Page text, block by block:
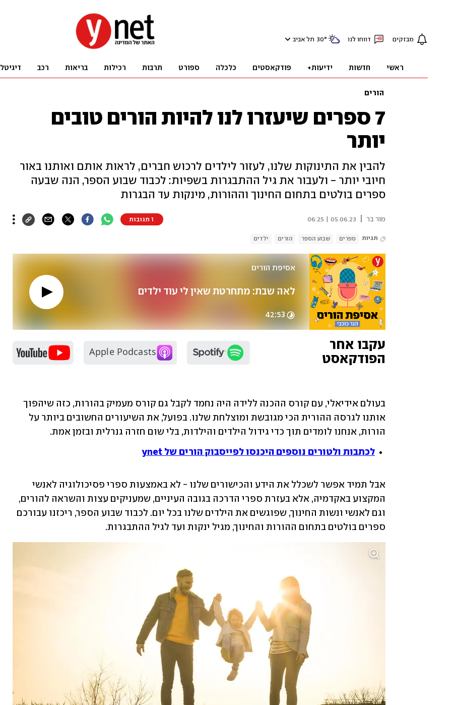
מבזקים דווחו לנו 30° תל אביב
ראשי חדשות ידיעות+ פודקאסטים כלכלה ספורט תרבות רכילות בריאות רכב דיגיטל
הורים
7 ספרים שיעזרו לנו להיות הורים טובים
יותר
להבין את התינוקות שלנו, לעזור לילדים לרכוש חברים, לראות אותם ואותנו באור
חיובי יותר - ולעבור את גיל ההתבגרות בשפיות: לכבוד שבוע הספר, הנה שבעה
ספרים בולטים בתחום החינוך וההורות, מינקות עד הבגרות
מור בר 05.06.23 | 06:25 1 תגובות
תגיות ספרים שבוע הספר הורים ילדים
אסיפת הורים
לאה שבת: מתחרטת שאין לי עוד ילדים
42:53
הפודקאסט
הורות, אנחנו לומדים תוך כדי גידול הילדים והילדות, בלי שום חזרה גנרלית ובזמן אמת.
לכתבות ולטורים נוספים היכנסו לפייסבוק הורים של ynet
ספרים בולטים בתחום ההורות והחינוך, מגיל ינקות ועד לגיל ההתבגרות.